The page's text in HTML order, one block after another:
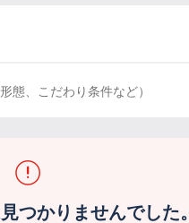
態、こだわり条件など）
つかりませんでした。